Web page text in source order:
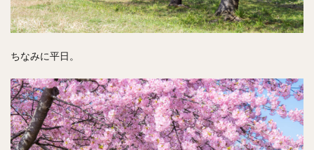
ちなみに平日。